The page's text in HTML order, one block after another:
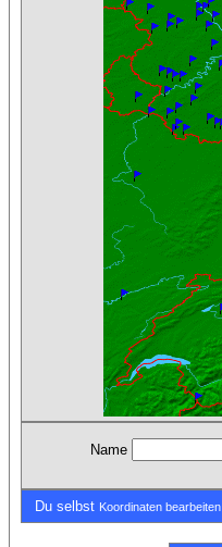
Name
Du selbst Koordinaten bearbeiten